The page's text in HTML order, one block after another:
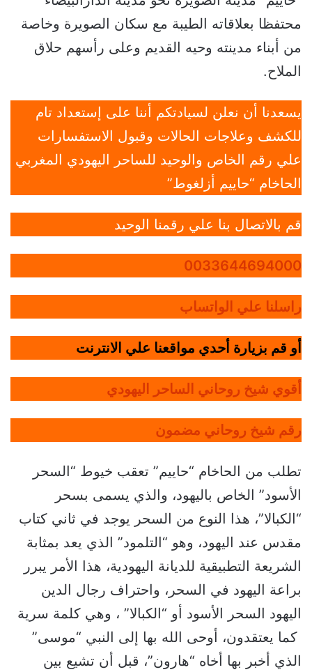
محتفظا بعلاقاته الطيبة مع سكان الصويرة وخاصة
من أبناء مدينته وحيه القديم وعلى رأسهم حلاق
الملاح.
يسعدنا أن نعلن لسيادتكم أننا على إستعداد تام
للكشف وعلاجات الحالات وقبول الاستفسارات
علي رقم الخاص والوحيد للساحر اليهودي المغربي
الحاخام “حاييم أزلغوط”
قم بالاتصال بنا علي رقمنا الوحيد
0033644694000
راسلنا علي الواتساب
أو قم بزيارة أحدي مواقعنا علي الانترنت
أقوي شيخ روحاني الساحر اليهودي
رقم شيخ روحاني مضمون
تطلب من الحاخام “حاييم” تعقب خيوط “السحر
الأسود” الخاص باليهود، والذي يسمى بسحر
“الكبالا”، هذا النوع من السحر يوجد في ثاني كتاب
مقدس عند اليهود، وهو “التلمود” الذي يعد بمثابة
الشريعة التطبيقية للديانة اليهودية، هذا الأمر يبرر
براعة اليهود في السحر، واحتراف رجال الدين
اليهود السحر الأسود أو “الكبالا” ، وهي كلمة سرية
كما يعتقدون، أوحى الله بها إلى النبي “موسى”
الذي أخبر بها أخاه “هارون”، قبل أن تشيع بين